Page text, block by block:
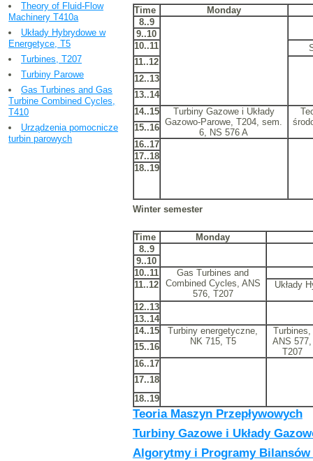
Theory of Fluid-Flow
Machinery T410a
Układy Hybrydowe w
Energetyce, T5
Turbines, T207
Turbiny Parowe
Gas Turbines and Gas
Turbine Combined Cycles,
T410
Urządzenia pomocnicze
turbin parowych
Time
Monday
8..9
9..10
10..11
11..12
12..13
13..14
14..15
Turbiny Gazowe i Układy
Gazowo-Parowe, T204, sem.
6, NS 576 A
15..16
16..17
17..18
18..19
Winter semester
Time
Monday
8..9
9..10
10..11
Gas Turbines and
Combined Cycles, ANS
576, T207
11..12 Układy
12..13
13..14
14..15
Turbiny energetyczne,
NK 715, T5
Turbines,
ANS 577,
T207
15..16
16..17
17..18
18..19
Teoria Maszyn Przepływowych
Turbiny Gazowe i Układy
Algorytmy i Programy Bilansów